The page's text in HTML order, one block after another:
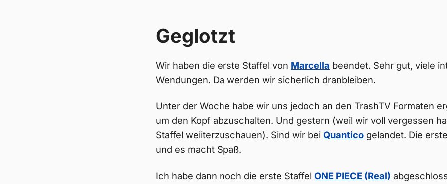
Geglotzt
Wir haben die erste Staffel von Marcella beendet. Sehr gut, viele
Wendungen. Da werden wir sicherlich dranbleiben.
Unter der Woche habe wir uns jedoch an den TrashTV Formaten
um den Kopf abzuschalten. Und gestern (weil wir voll vergessen
Staffel weiiterzuschauen). Sind wir bei Quantico gelandet. Die
und es macht Spaß.
Ich habe dann noch die erste Staffel ONE PIECE (Real)